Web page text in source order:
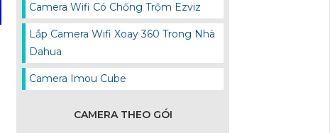
Camera Wifi Có Chống Trộm Ezviz
Lắp Camera Wifi Xoay 360 Trong Nhà
Dahua
Camera Imou Cube
CAMERA THEO GÓI